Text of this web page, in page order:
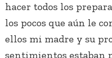
hacer todos los
los pocos que aún le
ellos mi madre y su
sentimientos estaban